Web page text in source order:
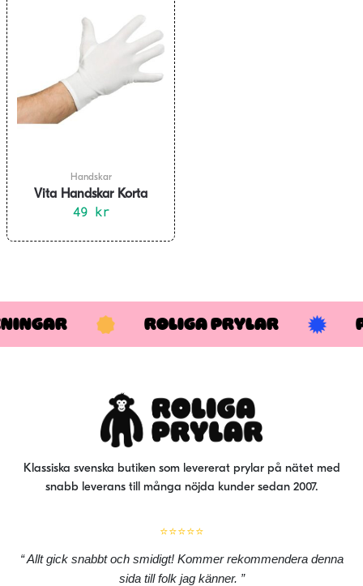
Handskar
Vita Handskar Korta
49 kr
ROLIGA PRYLAR
Klassiska svenska butiken som levererat prylar på nätet med
snabb leverans till många nöjda kunder sedan 2007.
⭐⭐⭐⭐⭐
Allt gick snabbt och smidigt! Kommer rekommendera denna
sida till folk jag känner.